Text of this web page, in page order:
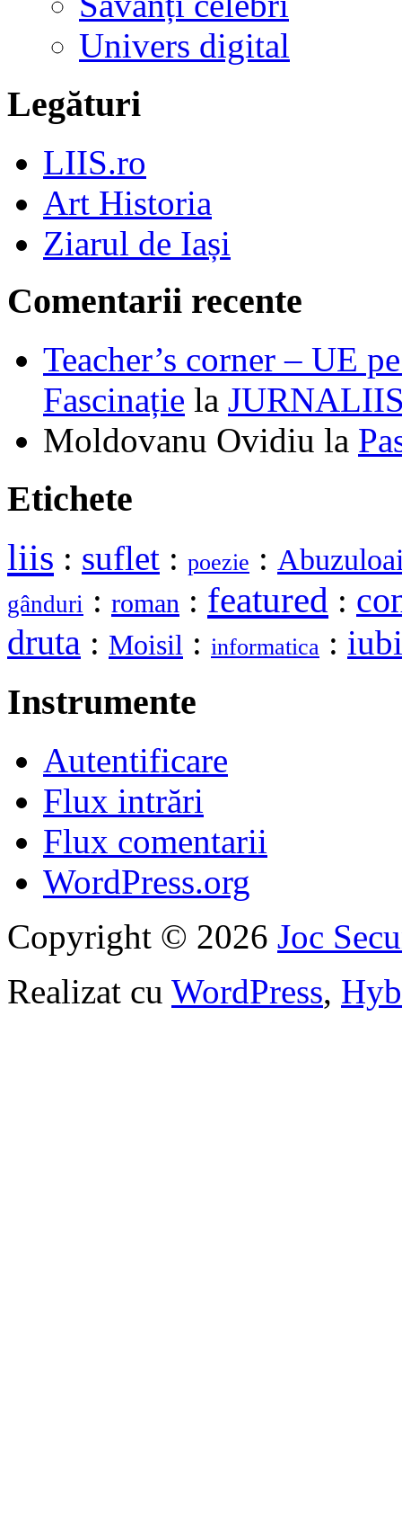
Univers digital
Legături
LIIS.ro
Art Historia
Ziarul de Iași
Comentarii recente
Teacher’s corner – UE
Fascinație la
Moldovanu Ovidiu la
Etichete
liis : suflet : poezie :
gânduri : roman : featured :
druta : Moisil : informatica :
Instrumente
Autentificare
Flux intrări
Flux comentarii
WordPress.org
Copyright © 2026 Joc
Realizat cu WordPress,